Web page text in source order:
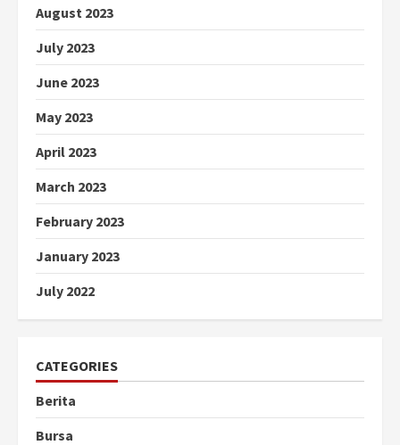
August 2023
July 2023
June 2023
May 2023
April 2023
March 2023
February 2023
January 2023
July 2022
CATEGORIES
Berita
Bursa